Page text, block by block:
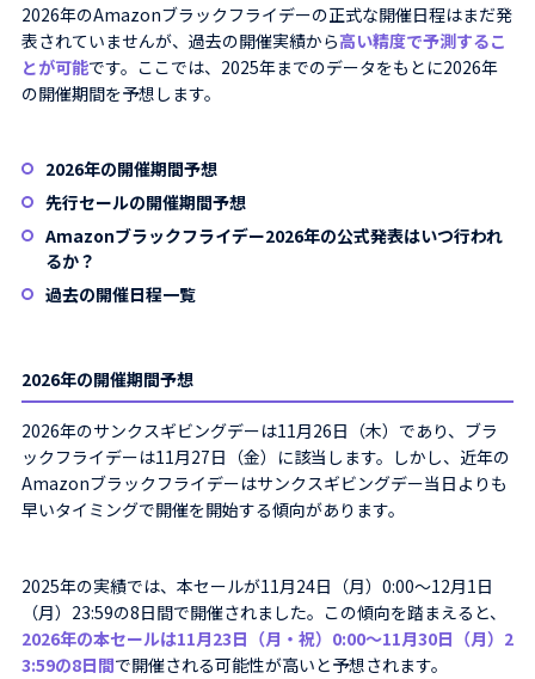
2026年のAmazonブラックフライデーの正式な開催日程はまだ発
表されていませんが、過去の開催実績から高い精度で予測するこ
とが可能です。ここでは、2025年までのデータをもとに2026年
の開催期間を予想します。
2026年の開催期間予想
先行セールの開催期間予想
Amazonブラックフライデー2026年の公式発表はいつ行われ
るか？
過去の開催日程一覧
2026年の開催期間予想
2026年のサンクスギビングデーは11月26日（木）であり、ブラ
ックフライデーは11月27日（金）に該当します。しかし、近年の
Amazonブラックフライデーはサンクスギビングデー当日よりも
早いタイミングで開催を開始する傾向があります。
2025年の実績では、本セールが11月24日（月）0:00〜12月1日
（月）23:59の8日間で開催されました。この傾向を踏まえると、
2026年の本セールは11月23日（月・祝）0:00〜11月30日（月）2
3:59の8日間で開催される可能性が高いと予想されます。